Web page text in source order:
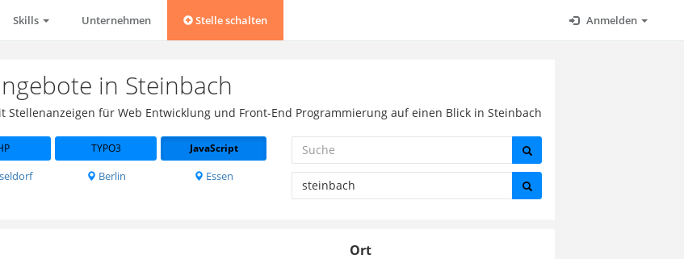
Skills Unternehmen Stelle schalten Anmelden
in Steinbach
Stellenanzeigen für Web Entwicklung und Front-End Programmierung auf einen Blick in Steinbach
TYPO3 JavaScript
Berlin Essen
Ort